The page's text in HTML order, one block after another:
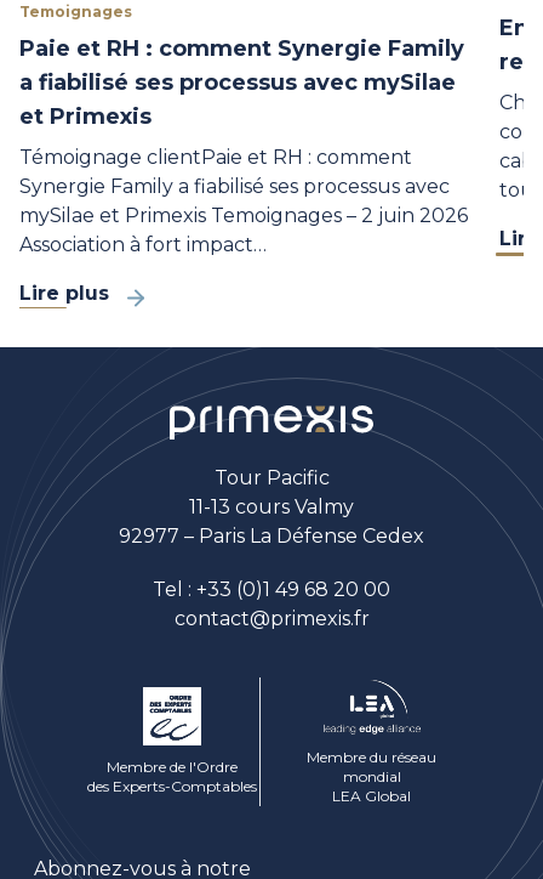
Temoignages
Paie et RH : comment Synergie Family
a fiabilisé ses processus avec mySilae
et Primexis
Témoignage clientPaie et RH : comment
Synergie Family a fiabilisé ses processus avec
mySilae et Primexis Temoignages – 2 juin 2026
Association à fort impact…
Lire plus
tout
Tour Pacific
11-13 cours Valmy
92977 – Paris La Défense Cedex
Tel : +33 (0)1 49 68 20 00
contact@primexis.fr
Membre de l'Ordre
des Experts-Comptables
Membre du réseau
mondial
LEA Global
Abonnez-vous à notre